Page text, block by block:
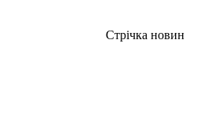
Стрічка новин